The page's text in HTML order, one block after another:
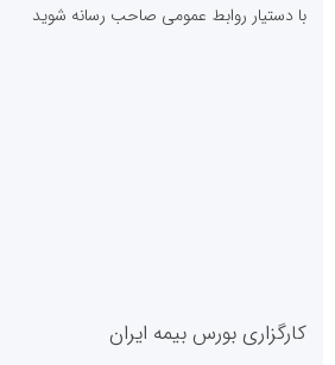
با دستیار روابط عمومی صاحب رسانه شوید
کارگزاری بورس بیمه ایران